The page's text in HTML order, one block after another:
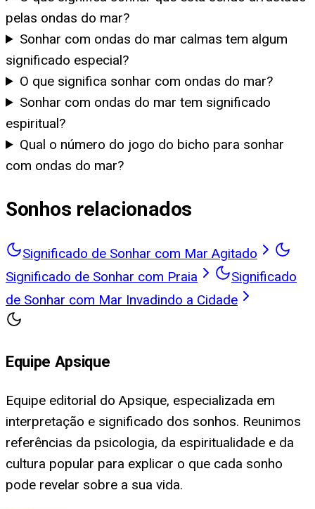
pelas ondas do mar?
Sonhar com ondas do mar calmas tem algum
significado especial?
O que significa sonhar com ondas do mar?
Sonhar com ondas do mar tem significado
espiritual?
Qual o número do jogo do bicho para sonhar
com ondas do mar?
Sonhos relacionados
Significado de Sonhar com Mar Agitado
Significado de Sonhar com Praia
Significado
de Sonhar com Mar Invadindo a Cidade
Equipe Apsique
Equipe editorial do Apsique, especializada em
interpretação e significado dos sonhos. Reunimos
referências da psicologia, da espiritualidade e da
cultura popular para explicar o que cada sonho
pode revelar sobre a sua vida.